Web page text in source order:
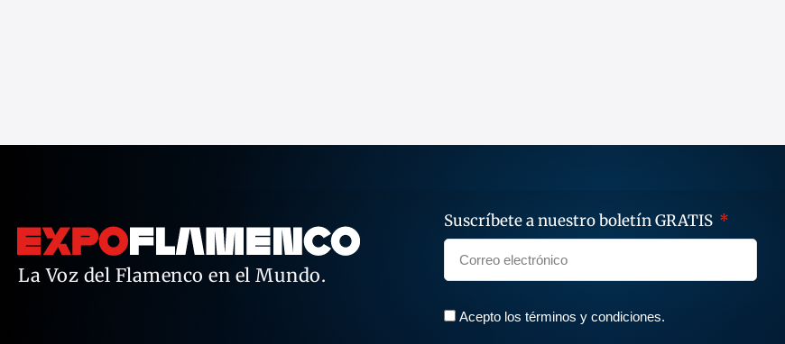
La Voz del Flamenco en el Mundo.
Suscríbete a nuestro boletín GRATIS
Acepto los términos y condiciones.